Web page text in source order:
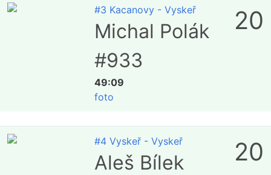
#3 Kacanovy - Vyskeř
Michal Polák
#933
49:09
foto
20
#4 Vyskeř - Vyskeř
Aleš Bílek
20